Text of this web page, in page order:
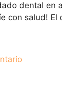
dental en
con salud! El